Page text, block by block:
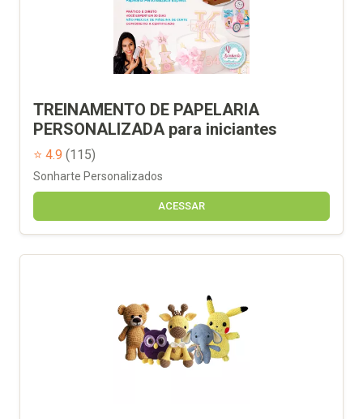
TREINAMENTO DE PAPELARIA
PERSONALIZADA para iniciantes
⭐ 4.9 (115)
Sonharte Personalizados
ACESSAR